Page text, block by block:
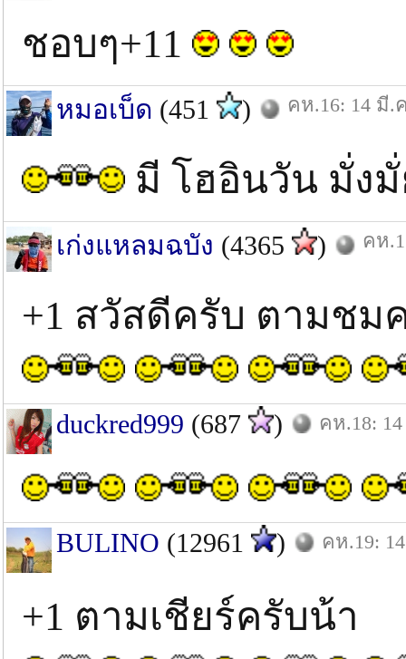
ชอบๆ+11
หมอเบ็ด (451 ) คห.16: 14 มี.
มี โฮอินวัน มั่ง
เก่งแหลมฉบัง (4365 ) คห
+1 สวัสดีครับ ตามชม
duckred999 (687 ) คห.18:
BULINO (12961 ) คห.19:
+1 ตามเชียร์ครับน้า